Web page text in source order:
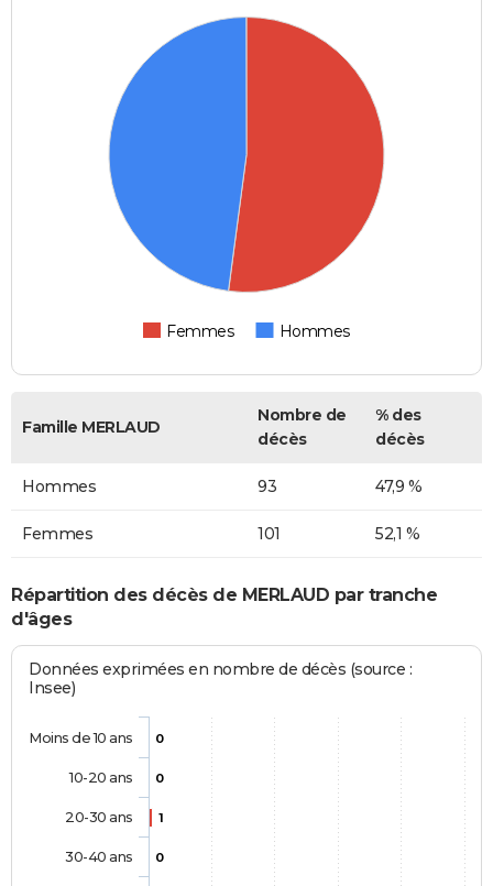
Femmes Hommes
Famille MERLAUD
Nombre de
décès
% des
décès
Hommes 93 47,9 %
Femmes 101 52,1 %
Répartition des décès de MERLAUD par tranche
d'âges
Données exprimées en nombre de décès (source :
Insee)
0
0
1
0
Moins de 10 ans
10-20 ans
20-30 ans
30-40 ans